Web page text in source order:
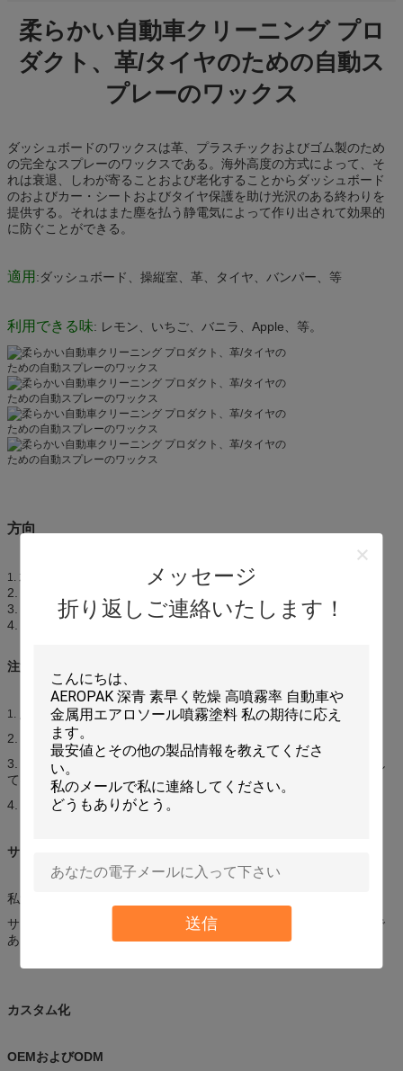
メッセージ
折り返しご連絡いたします！
送信
柔らかい自動車クリーニング プロ
ダクト、革/タイヤのための自動ス
プレーのワックス
ダッシュボードのワックスは革、プラスチックおよびゴム製のため
の完全なスプレーのワックスである。海外高度の方式によって、そ
れは衰退、しわが寄ることおよび老化することからダッシュボード
のおよびカー・シートおよびタイヤ保護を助け光沢のある終わりを
提供する。それはまた塵を払う静電気によって作り出されて効果的
に防ぐことができる。
適用 :ダッシュボード、操縦室、革、タイヤ、バンパー、等
利用できる味: レモン、いちご、バニラ、Apple、等。
方向
1. 水、土、グリースを等取除きなさい。
2. 缶の使用をよりかなり前に揺すりなさい。
3. 吹きかかるべき表面からの缶15-20 cmを握りなさい。
4. 、穏やかに光沢きれいで、柔らかい、乾燥した布との噴霧の後。
注意
1.
点火の熱、炎、火花および他のもとから保ちなさい。
2. 涼しい、乾燥した場所（45°C）の店;直接日光を避けなさい。
3. 、穴をあけるために激しく打たなければ、または缶を焼却処分し
てはいけない。
4. 子供の届かない保ちなさい。
サンプル
私達は2部分内の試供品を提供する。
サンプルは私達があなたの急使料金を受け取った後送られるべきで
ある。
カスタム化
OEMおよびODM